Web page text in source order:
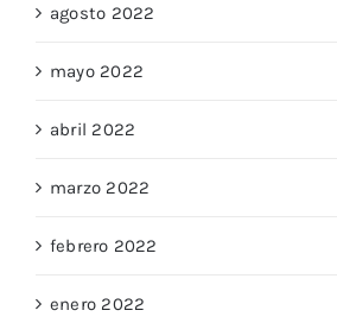
agosto 2022
mayo 2022
abril 2022
marzo 2022
febrero 2022
enero 2022